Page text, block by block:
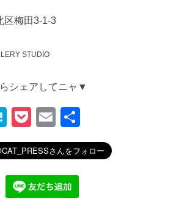
区梅田3-1-3
STUDIO
シェアしてニャ▼
H
at
e
n
a
P
o
ck
et
E
m
ail
有